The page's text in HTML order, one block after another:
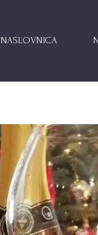
NASLOVNICA